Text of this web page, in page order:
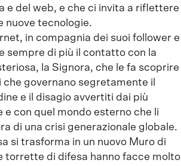
e del web, e che ci invita a riflettere
nuove tecnologie.
in compagnia dei suoi follower e
sempre di più il contatto con la
la Signora, che le fa scoprire
che governano segretamente il
e il disagio avvertiti dai più
con quel mondo esterno che li
di una crisi generazionale globale.
si trasforma in un nuovo Muro di
torrette di difesa hanno facce molto